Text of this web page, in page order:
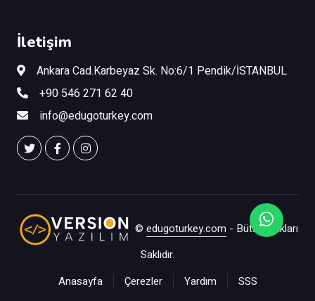
İletişim
Ankara Cad.Karbeyaz Sk. No:6/1 Pendik/İSTANBUL
+90 546 271 62 40
info@edugoturkey.com
© edugoturkey.com - Bütün Hakları
Saklıdır.
Anasayfa
Çerezler Yardım SSS